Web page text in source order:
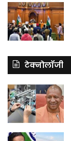
टेक्नोलॉजी